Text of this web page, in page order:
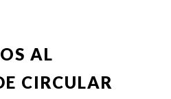
AL
CIRCULAR